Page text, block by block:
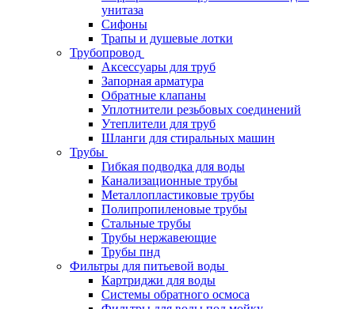
унитаза
Сифоны
Трапы и душевые лотки
Трубопровод
Аксессуары для труб
Запорная арматура
Обратные клапаны
Уплотнители резьбовых соединений
Утеплители для труб
Шланги для стиральных машин
Трубы
Гибкая подводка для воды
Канализационные трубы
Металлопластиковые трубы
Полипропиленовые трубы
Стальные трубы
Трубы нержавеющие
Трубы пнд
Фильтры для питьевой воды
Картриджи для воды
Системы обратного осмоса